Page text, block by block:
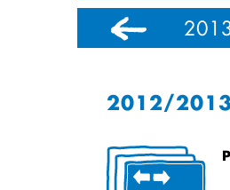
2014/2015
2012/2013